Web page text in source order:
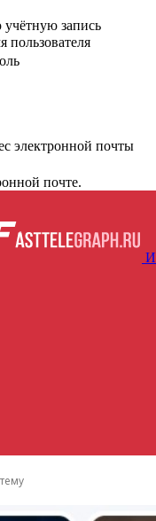
запись
пользователя
электронной почты
почте.